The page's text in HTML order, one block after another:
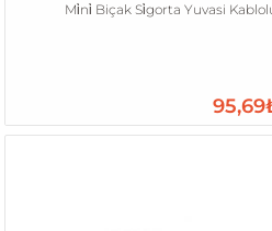
Mi̇ni̇ Biçak Si̇gorta Yuvasi